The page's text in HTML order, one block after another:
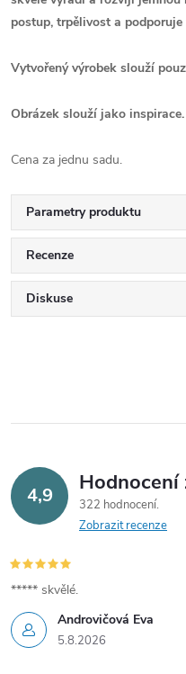
postup, trpělivost a
Vytvořený výrobek slouží
Obrázek slouží jako inspirace.
Cena za jednu sadu.
Parametry produktu
Recenze
Diskuse
4,9 Hodnocení
322 hodnocení
Zobrazit recenze
Androvičová Eva
5.8.2026
***** skvělé.